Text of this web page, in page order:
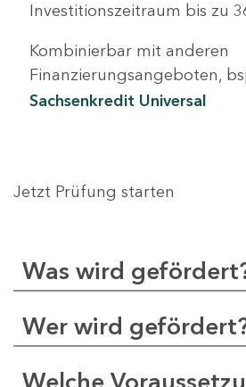
Investitionszeitraum bis zu
Kombinierbar mit anderen
Finanzierungsangeboten,
Sachsenkredit Universal
Jetzt Prüfung starten
Was wird
Wer wird
Welche